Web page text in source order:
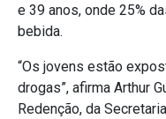
e 39 anos, onde 25%
bebida.
“Os jovens estão
drogas”, afirma Arthur
Redenção, da